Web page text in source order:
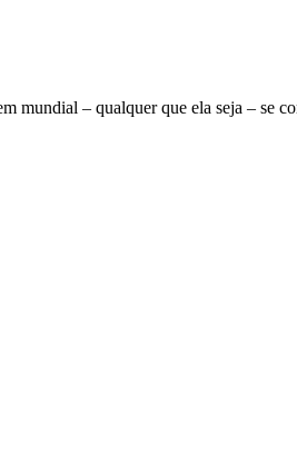
mundial – qualquer que ela seja – se